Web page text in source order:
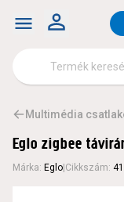
Multimédia
Eglo zigbee
Márka: Eglo Cikkszám: